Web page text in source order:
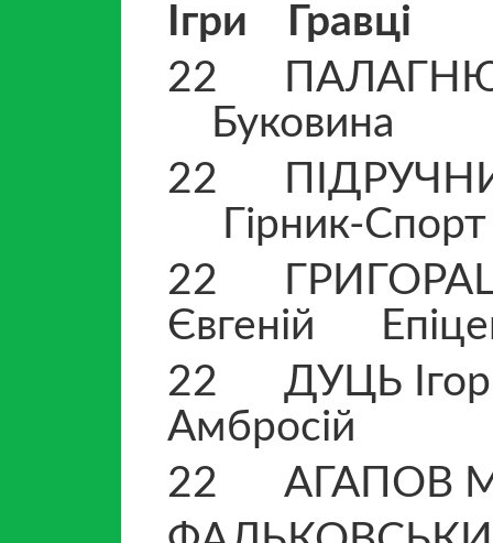
Ігри Гравці
22
Буковина
22
Гірник-Спорт
22
Євгеній
22 ДУЦЬ
22 АГАПОВ